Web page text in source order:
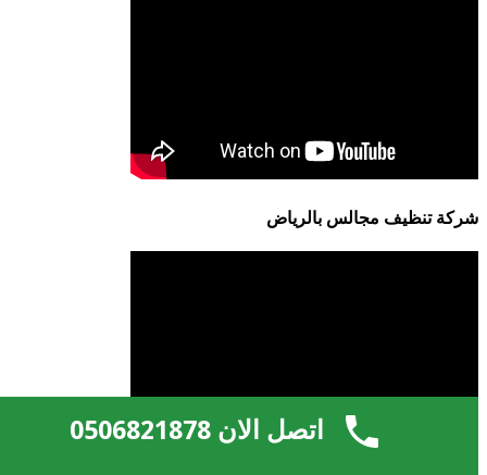
شركة تنظيف مجالس بالرياض
اتصل الان 0506821878